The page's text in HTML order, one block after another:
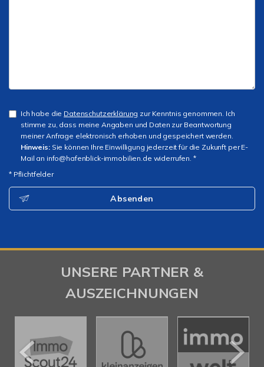
Ich habe die Datenschutzerklärung zur Kenntnis genommen. Ich
stimme zu, dass meine Angaben und Daten zur Beantwortung
meiner Anfrage elektronisch erhoben und gespeichert werden.
Hinweis:Sie können Ihre Einwilligung jederzeit für die Zukunft per E-
Mail an info@hafenblick-immobilien.de widerrufen. *
* Pflichtfelder
Absenden
UNSERE PARTNER &
AUSZEICHNUNGEN